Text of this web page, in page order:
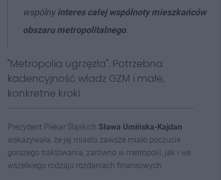
wspólnyinteres całej wspólnoty mieszkańców
obszaru metropolitalnego.
"Metropolia ugrzęzła". Potrzebna
kadencyjność władz GZM i małe,
konkretne kroki
Prezydent Piekar Śląskich Sława Umińska-Kajdan
wskazywała, że jej miasto zawsze miało poczucie
gorszego traktowania, zarówno w metropolii, jak i we
wszelkiego rodzaju rozdaniach finansowych.